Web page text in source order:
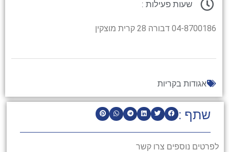
שתף :
לפרטים נוספים צרו קשר
שעות פעילות :
04-8700186 דבורה 28 קרית מוצקין
אגודות בקריות